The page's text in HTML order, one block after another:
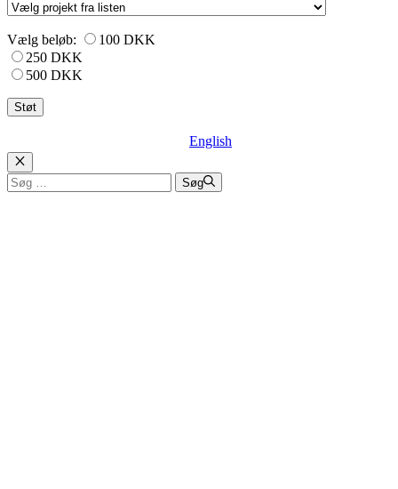
Vælg beløb:
100 DKK
250 DKK
500 DKK
English
Luk
Søg
efter:
Søg